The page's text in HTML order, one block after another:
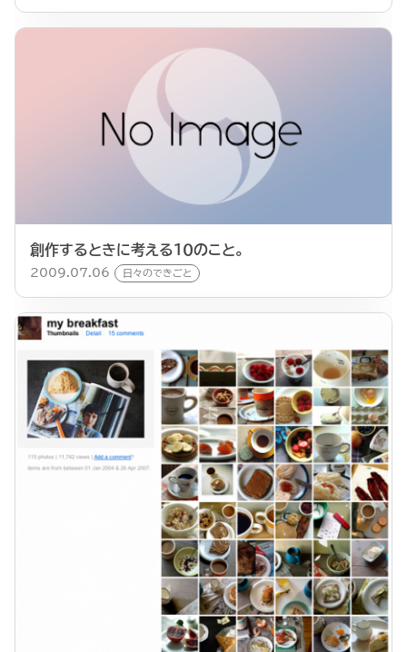
創作するときに考える１０のこと。
2009.07.06 日々のできごと